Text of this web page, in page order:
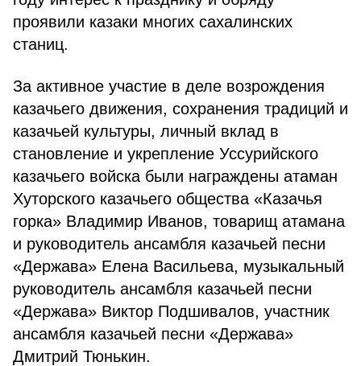
проявили казаки многих сахалинских
станиц.
За активное участие в деле возрождения
казачьего движения, сохранения традиций и
казачьей культуры, личный вклад в
становление и укрепление Уссурийского
казачьего войска были награждены атаман
Хуторского казачьего общества «Казачья
горка» Владимир Иванов, товарищ атамана
и руководитель ансамбля казачьей песни
«Держава» Елена Васильева, музыкальный
руководитель ансамбля казачьей песни
«Держава» Виктор Подшивалов, участник
ансамбля казачьей песни «Держава»
Дмитрий Тюнькин.